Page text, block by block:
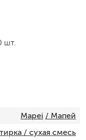
шт.
Mapei / Мапей
/ сухая смесь